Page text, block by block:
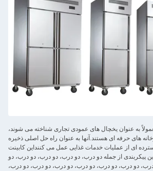
به عنوان یخچال های عمودی تجاری شناخته می شوند،
های حرفه ای هستند.آنها به عنوان راه حل اصلی ذخیره
ای از عملیات خدمات غذایی عمل می کننداین کابینت
پیکربندی از جمله دو درب، دو درب، دو درب، دو درب، دو
دو درب، دو درب، دو درب، دو درب، دو درب، دو درب،